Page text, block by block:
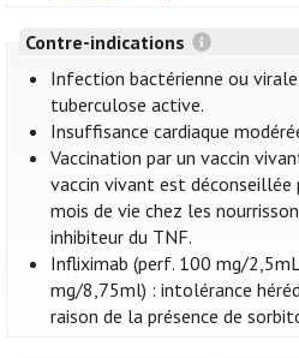
Contre-indications
Infection bactérienne ou
tuberculose active.
Insuffisance cardiaque
Vaccination par un vaccin
vaccin vivant est déconseillée
mois de vie chez les
inhibiteur du TNF.
Infliximab (perf. 100 mg/
mg/8,75ml) : intolérance
raison de la présence de